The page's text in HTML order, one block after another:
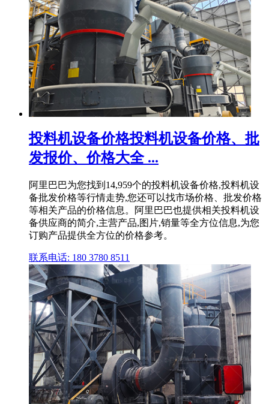
投料机设备价格投料机设备价格、批
发报价、价格大全 ...
阿里巴巴为您找到14,959个的投料机设备价格,投料机设
备批发价格等行情走势,您还可以找市场价格、批发价格
等相关产品的价格信息。阿里巴巴也提供相关投料机设
备供应商的简介,主营产品,图片,销量等全方位信息,为您
订购产品提供全方位的价格参考。
联系电话: 180 3780 8511